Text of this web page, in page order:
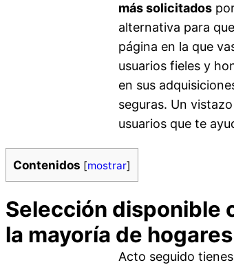
más solicitados
alternativa para
página en la que
usuarios fieles y
en sus
seguras. Un
usuarios que te
Contenidos [mostrar]
Selección disponible
la mayoría de hogares
Acto seguido